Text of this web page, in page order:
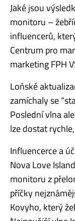
Jaké jsou
monitoru –
influencerů,
Centrum pro
marketing FPH
Loňské
zamíchaly se
Poslední vlna
lze dostat
Influencerce a
Nova Love
monitoru z
příčky
Kovyho, který